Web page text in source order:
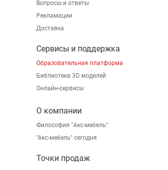
Вопросы и ответы
Рекламации
Доставка
Сервисы и поддержка
Образовательная платформа
Библиотека 3D моделей
Онлайн-сервисы
О компании
Философия "Акс-мебель"
"Aкс-мебель" сегодня
Точки продаж